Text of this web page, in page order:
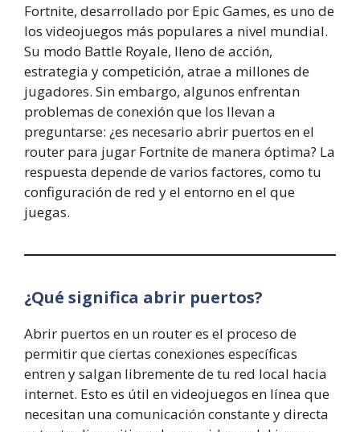
Fortnite, desarrollado por Epic Games, es uno de
los videojuegos más populares a nivel mundial.
Su modo Battle Royale, lleno de acción,
estrategia y competición, atrae a millones de
jugadores. Sin embargo, algunos enfrentan
problemas de conexión que los llevan a
preguntarse: ¿es necesario abrir puertos en el
router para jugar Fortnite de manera óptima? La
respuesta depende de varios factores, como tu
configuración de red y el entorno en el que
juegas.
¿Qué significa abrir puertos?
Abrir puertos en un router es el proceso de
permitir que ciertas conexiones específicas
entren y salgan libremente de tu red local hacia
internet. Esto es útil en videojuegos en línea que
necesitan una comunicación constante y directa